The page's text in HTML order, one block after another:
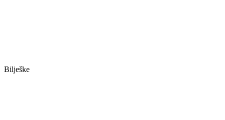
Bilješke